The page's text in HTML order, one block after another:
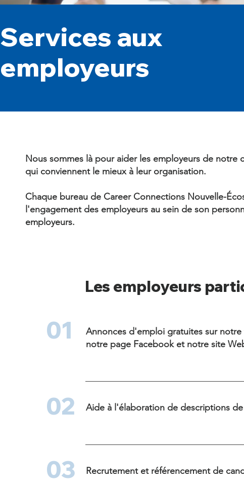
Services aux
employeurs
Nous sommes là pour aider les employeurs de notre
qui conviennent le mieux à leur organisation.
Chaque bureau de Career Connections Nouvelle-
l'engagement des employeurs au sein de son
employeurs.
Les employeurs
01
Annonces d'emploi gratuites sur
notre page Facebook et notre site
02 Aide à l'élaboration de descriptions
03 Recrutement et référencement de